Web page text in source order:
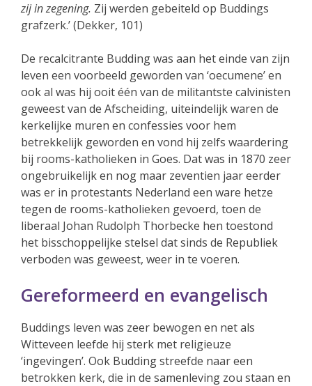
zij in zegening. Zij werden gebeiteld op Buddings
grafzerk.’ (Dekker, 101)
De recalcitrante Budding was aan het einde van zijn
leven een voorbeeld geworden van ‘oecumene’ en
ook al was hij ooit één van de militantste calvinisten
geweest van de Afscheiding, uiteindelijk waren de
kerkelijke muren en confessies voor hem
betrekkelijk geworden en vond hij zelfs waardering
bij rooms-katholieken in Goes. Dat was in 1870 zeer
ongebruikelijk en nog maar zeventien jaar eerder
was er in protestants Nederland een ware hetze
tegen de rooms-katholieken gevoerd, toen de
liberaal Johan Rudolph Thorbecke hen toestond
het bisschoppelijke stelsel dat sinds de Republiek
verboden was geweest, weer in te voeren.
Gereformeerd en evangelisch
Buddings leven was zeer bewogen en net als
Witteveen leefde hij sterk met religieuze
‘ingevingen’. Ook Budding streefde naar een
betrokken kerk, die in de samenleving zou staan en